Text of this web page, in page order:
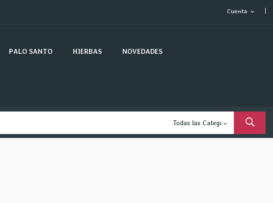
Cuenta expand_more
PALO SANTO HIERBAS NOVEDADES